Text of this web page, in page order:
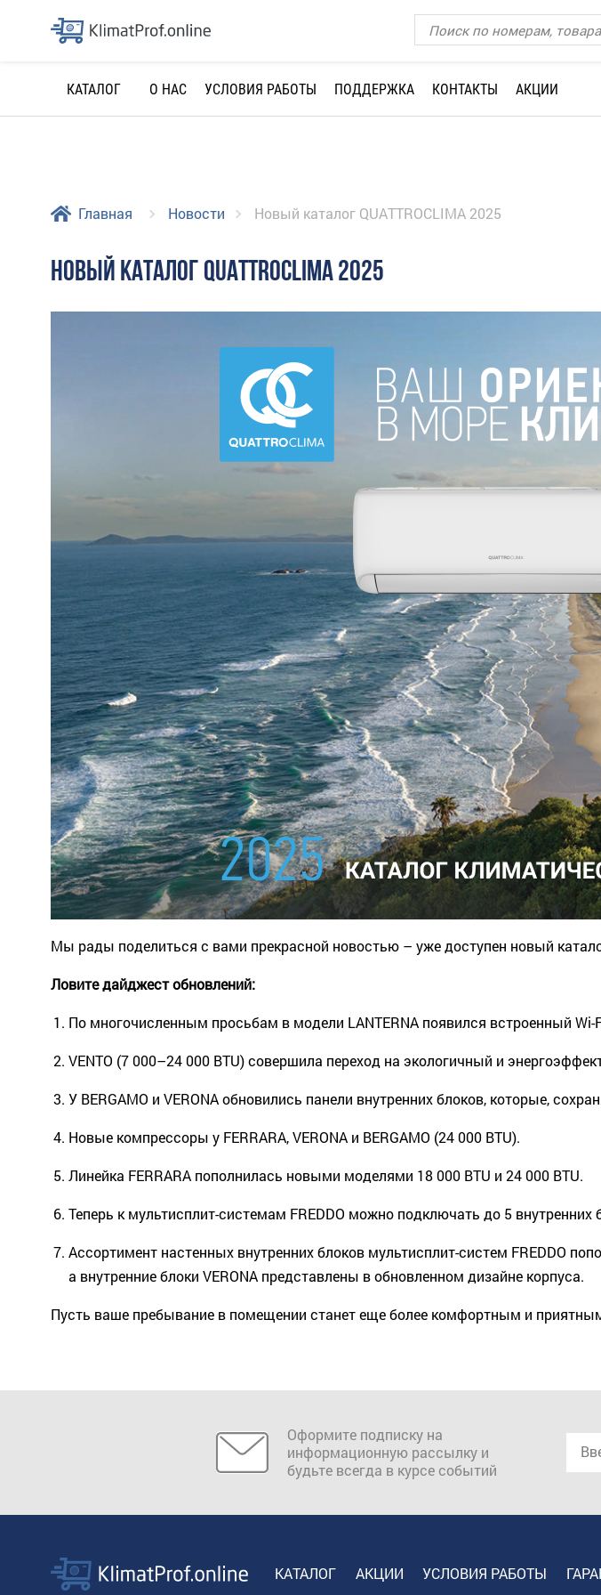
КАТАЛОГ О НАС УСЛОВИЯ РАБОТЫ ПОДДЕРЖКА КОНТАКТЫ АКЦИИ
Главная Новости Новый каталог QUATTROCLIMA 2025
НОВЫЙ КАТАЛОГ QUATTROCLIMA 2025
Мы рады поделиться с вами прекрасной новостью – уже доступен новый
Ловите дайджест обновлений:
По многочисленным просьбам в модели LANTERNA появился встроенный Wi-
VENTO (7 000–24 000 BTU) совершила переход на экологичный и
У BERGAMO и VERONA обновились панели внутренних блоков, которые,
Новые компрессоры у FERRARA, VERONA и BERGAMO (24 000 BTU).
Линейка FERRARA пополнилась новыми моделями 18 000 BTU и 24 000 BTU.
Теперь к мультисплит-системам FREDDO можно подключать до 5
Ассортимент настенных внутренних блоков мультисплит-систем FREDDO
а внутренние блоки VERONA представлены в обновленном дизайне корпуса.
Пусть ваше пребывание в помещении станет еще более комфортным и
Оформите подписку на
информационную рассылку и
будьте всегда в курсе событий
КАТАЛОГ АКЦИИ УСЛОВИЯ РАБОТЫ